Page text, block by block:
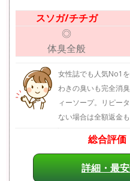
スソガ/チチガ
◎
体臭全般
女性誌でも人気No1
わきの臭いも完全消
ィーソープ。リピー
ない場合は全額返金
総合評価
詳細・最